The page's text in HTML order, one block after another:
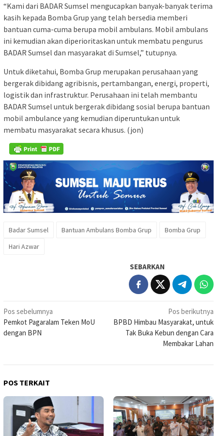
“Kami dari BADAR Sumsel mengucapkan banyak-banyak terima
kasih kepada Bomba Grup yang telah bersedia memberi
bantuan cuma-cuma berupa mobil ambulans. Mobil ambulans
ini kemudian akan diperioritaskan untuk membatu pengurus
BADAR Sumsel dan masyarakat di Sumsel,” tutupnya.
Untuk diketahui, Bomba Grup merupakan perusahaan yang
bergerak dibidang agribisnis, pertambangan, energi, properti,
logistik dan infrastruktur. Perusahaan ini telah membantu
BADAR Sumsel untuk bergerak dibidang sosial berupa bantuan
mobil ambulance yang kemudian diperuntukan untuk
membatu masyarakat secara khusus. (jon)
Badar Sumsel Bantuan Ambulans Bomba Grup
Bomba Grup
Hari Azwar
SEBARKAN
Navigasi
pos
Pos sebelumnya
Pemkot Pagaralam Teken MoU
dengan BPN
Pos berikutnya
BPBD Himbau Masyarakat, untuk
Tak Buka Kebun dengan Cara
Membakar Lahan
POS TERKAIT